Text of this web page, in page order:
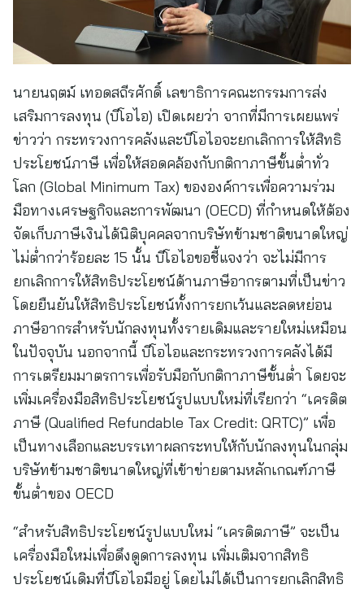
นายนฤตม์ เทอดสถีรศักดิ์ เลขาธิการคณะกรรมการส่ง
เสริมการลงทุน (บีโอไอ) เปิดเผยว่า จากที่มีการเผยแพร่
ข่าวว่า กระทรวงการคลังและบีโอไอจะยกเลิกการให้สิทธิ
ประโยชน์ภาษี เพื่อให้สอดคล้องกับกติกาภาษีขั้นต่ำทั่ว
โลก (Global Minimum Tax) ขององค์การเพื่อความร่วม
มือทางเศรษฐกิจและการพัฒนา (OECD) ที่กำหนดให้ต้อง
จัดเก็บภาษีเงินได้นิติบุคคลจากบริษัทข้ามชาติขนาดใหญ่
ไม่ต่ำกว่าร้อยละ 15 นั้น บีโอไอขอชี้แจงว่า จะไม่มีการ
ยกเลิกการให้สิทธิประโยชน์ด้านภาษีอากรตามที่เป็นข่าว
โดยยืนยันให้สิทธิประโยชน์ทั้งการยกเว้นและลดหย่อน
ภาษีอากรสำหรับนักลงทุนทั้งรายเดิมและรายใหม่เหมือน
ในปัจจุบัน นอกจากนี้ บีโอไอและกระทรวงการคลังได้มี
การเตรียมมาตรการเพื่อรับมือกับกติกาภาษีขั้นต่ำ โดยจะ
เพิ่มเครื่องมือสิทธิประโยชน์รูปแบบใหม่ที่เรียกว่า “เครดิต
ภาษี (Qualified Refundable Tax Credit: QRTC)” เพื่อ
เป็นทางเลือกและบรรเทาผลกระทบให้กับนักลงทุนในกลุ่ม
บริษัทข้ามชาติขนาดใหญ่ที่เข้าข่ายตามหลักเกณฑ์ภาษี
ขั้นต่ำของ OECD
“สำหรับสิทธิประโยชน์รูปแบบใหม่ “เครดิตภาษี” จะเป็น
เครื่องมือใหม่เพื่อดึงดูดการลงทุน เพิ่มเติมจากสิทธิ
ประโยชน์เดิมที่บีโอไอมีอยู่ โดยไม่ได้เป็นการยกเลิกสิทธิ